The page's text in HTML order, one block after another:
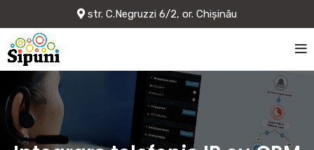
str. C.Negruzzi 6/2, or. Chișinău